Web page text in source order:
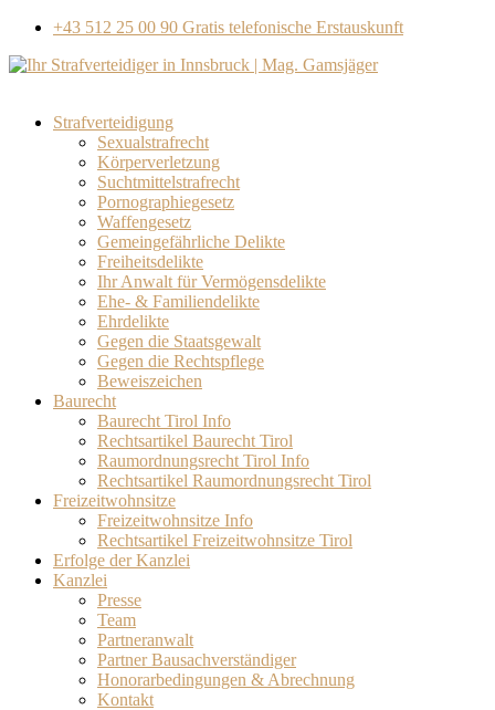
+43 512 25 00 90 Gratis telefonische Erstauskunft
Strafverteidigung
Sexualstrafrecht
Körperverletzung
Suchtmittelstrafrecht
Pornographiegesetz
Waffengesetz
Gemeingefährliche Delikte
Freiheitsdelikte
Ihr Anwalt für Vermögensdelikte
Ehe- & Familiendelikte
Ehrdelikte
Gegen die Staatsgewalt
Gegen die Rechtspflege
Beweiszeichen
Baurecht
Baurecht Tirol Info
Rechtsartikel Baurecht Tirol
Raumordnungsrecht Tirol Info
Rechtsartikel Raumordnungsrecht Tirol
Freizeitwohnsitze
Freizeitwohnsitze Info
Rechtsartikel Freizeitwohnsitze Tirol
Erfolge der Kanzlei
Kanzlei
Presse
Team
Partneranwalt​
Partner Bausachverständiger
Honorarbedingungen & Abrechnung
Kontakt